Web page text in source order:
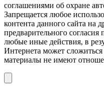
соглашениями об охране
Запрещается любое
контента данного сайта на
предварительного
любые иные действия, в
Интернета может
материалы не имеют